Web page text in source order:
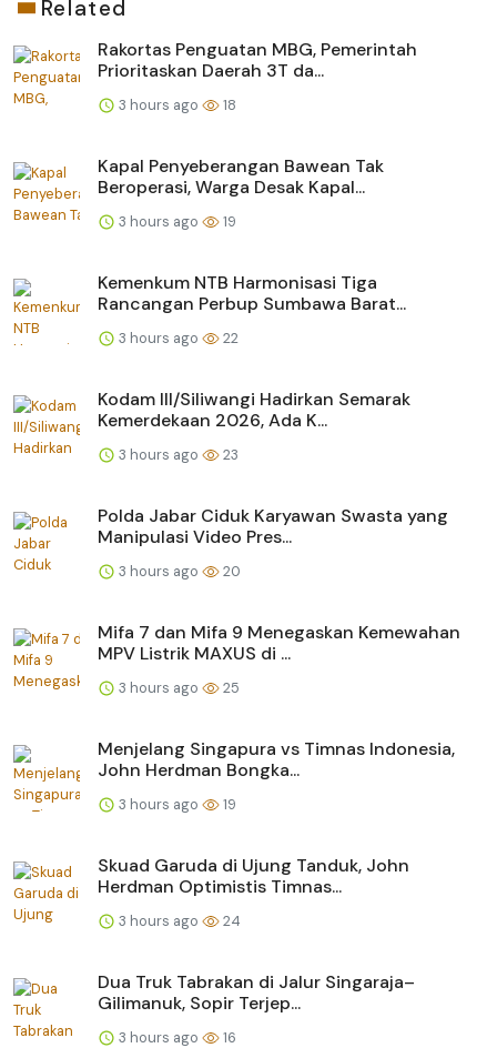
Related
Rakortas Penguatan MBG, Pemerintah
Prioritaskan Daerah 3T da...
3 hours ago 18
Kapal Penyeberangan Bawean Tak
Beroperasi, Warga Desak Kapal...
3 hours ago 19
Kemenkum NTB Harmonisasi Tiga
Rancangan Perbup Sumbawa Barat...
3 hours ago 22
Kodam III/Siliwangi Hadirkan Semarak
Kemerdekaan 2026, Ada K...
3 hours ago 23
Polda Jabar Ciduk Karyawan Swasta yang
Manipulasi Video Pres...
3 hours ago 20
Mifa 7 dan Mifa 9 Menegaskan Kemewahan
MPV Listrik MAXUS di ...
3 hours ago 25
Menjelang Singapura vs Timnas Indonesia,
John Herdman Bongka...
3 hours ago 19
Skuad Garuda di Ujung Tanduk, John
Herdman Optimistis Timnas...
3 hours ago 24
Dua Truk Tabrakan di Jalur Singaraja–
Gilimanuk, Sopir Terjep...
3 hours ago 16